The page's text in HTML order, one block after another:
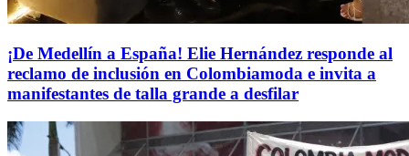
¡De Medellín a España! Elie Hernández responde al
reclamo de inclusión en Colombiamoda e invita a
manifestantes de talla grande a desfilar